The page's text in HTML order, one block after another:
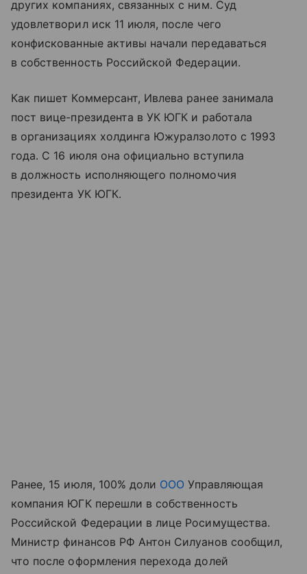
других компаниях, связанных с ним. Суд
удовлетворил иск 11 июля, после чего
конфискованные активы начали передаваться
в собственность Российской Федерации.
Как пишет Коммерсант, Ивлева ранее занимала
пост вице-президента в УК ЮГК и работала
в организациях холдинга Южуралзолото с 1993
года. С 16 июля она официально вступила
в должность исполняющего полномочия
президента УК ЮГК.
Ранее, 15 июля, 100% доли ООО Управляющая
компания ЮГК перешли в собственность
Российской Федерации в лице Росимущества.
Министр финансов РФ Антон Силуанов сообщил,
что после оформления перехода долей